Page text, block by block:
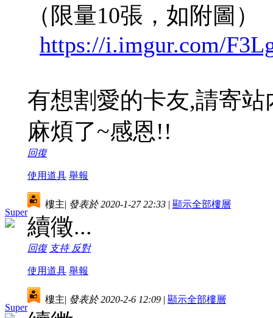
（限量10張，如附圖）
https://i.imgur.com/
有想割愛的卡友,請寄
麻煩了~感恩!!
回復
使用道具 舉報
Super
樓主| 發表於 2020-1-27 22:33 | 顯示全部樓層
續徵...
回復 支持 反對
使用道具 舉報
Super
樓主| 發表於 2020-2-6 12:09 | 顯示全部樓層